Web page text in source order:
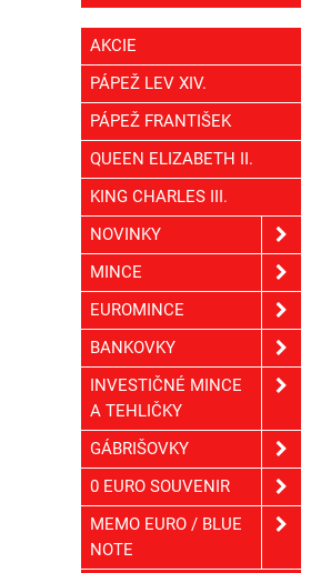
AKCIE
PÁPEŽ LEV XIV.
PÁPEŽ FRANTIŠEK
QUEEN ELIZABETH II.
KING CHARLES III.
NOVINKY
MINCE
EUROMINCE
BANKOVKY
INVESTIČNÉ MINCE
A TEHLIČKY
GÁBRIŠOVKY
0 EURO SOUVENIR
MEMO EURO / BLUE
NOTE